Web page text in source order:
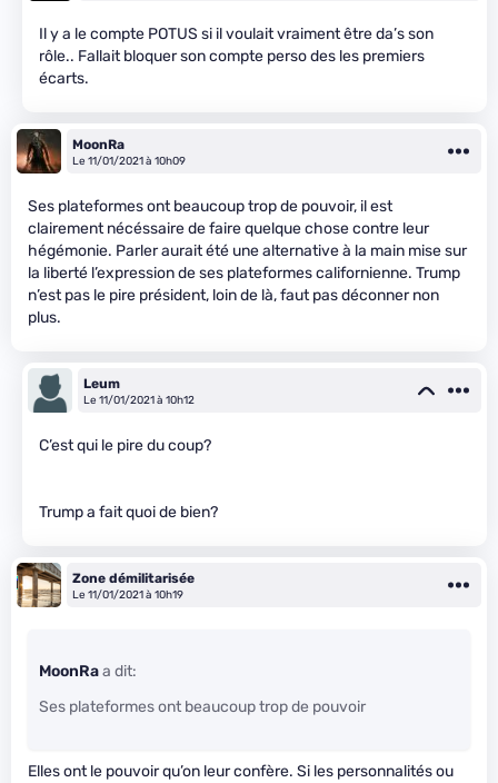
Il y a le compte POTUS si il voulait vraiment être da’s son
rôle.. Fallait bloquer son compte perso des les premiers
écarts.
MoonRa
Le 11/01/2021 à 10h09
Ses plateformes ont beaucoup trop de pouvoir, il est
clairement nécéssaire de faire quelque chose contre leur
hégémonie. Parler aurait été une alternative à la main mise sur
la liberté l’expression de ses plateformes californienne. Trump
n’est pas le pire président, loin de là, faut pas déconner non
plus.
Leum
Le 11/01/2021 à 10h12
C’est qui le pire du coup?
Trump a fait quoi de bien?
Zone démilitarisée
Le 11/01/2021 à 10h19
MoonRaa dit:
Ses plateformes ont beaucoup trop de pouvoir
Elles ont le pouvoir qu’on leur confère. Si les personnalités ou